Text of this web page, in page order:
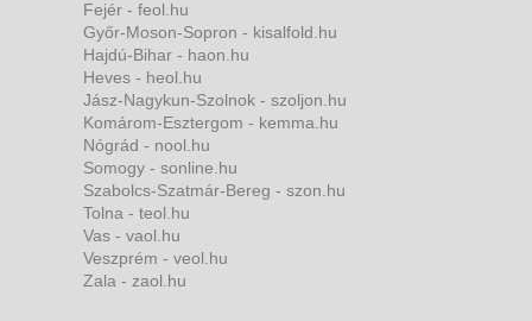
Fejér - feol.hu
Győr-Moson-Sopron - kisalfold.hu
Hajdú-Bihar - haon.hu
Heves - heol.hu
Jász-Nagykun-Szolnok - szoljon.hu
Komárom-Esztergom - kemma.hu
Nógrád - nool.hu
Somogy - sonline.hu
Szabolcs-Szatmár-Bereg - szon.hu
Tolna - teol.hu
Vas - vaol.hu
Veszprém - veol.hu
Zala - zaol.hu